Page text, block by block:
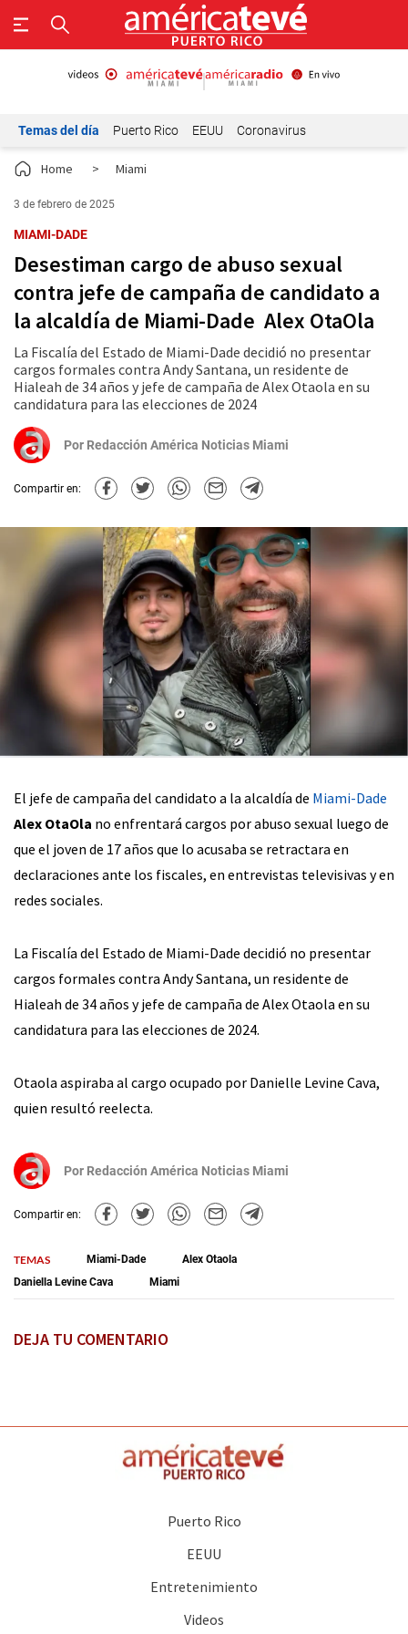
Temas del día Puerto Rico EEUU Coronavirus
Home > Miami
3 de febrero de 2025
MIAMI-DADE
Desestiman cargo de abuso sexual
contra jefe de campaña de candidato a
la alcaldía de Miami-Dade Alex OtaOla
La Fiscalía del Estado de Miami-Dade decidió no presentar
cargos formales contra Andy Santana, un residente de
Hialeah de 34 años y jefe de campaña de Alex Otaola en su
candidatura para las elecciones de 2024
Por Redacción América Noticias Miami
Compartir en:
El jefe de campaña del candidato a la alcaldía de Miami-Dade
Alex OtaOla no enfrentará cargos por abuso sexual luego de
que el joven de 17 años que lo acusaba se retractara en
declaraciones ante los fiscales, en entrevistas televisivas y en
redes sociales.
La Fiscalía del Estado de Miami-Dade decidió no presentar
cargos formales contra Andy Santana, un residente de
Hialeah de 34 años y jefe de campaña de Alex Otaola en su
candidatura para las elecciones de 2024.
Otaola aspiraba al cargo ocupado por Danielle Levine Cava,
quien resultó reelecta.
Por Redacción América Noticias Miami
Compartir en:
TEMAS Miami-Dade
Alex Otaola
Daniella Levine Cava
Miami
DEJA TU COMENTARIO
Puerto Rico
EEUU
Entretenimiento
Videos